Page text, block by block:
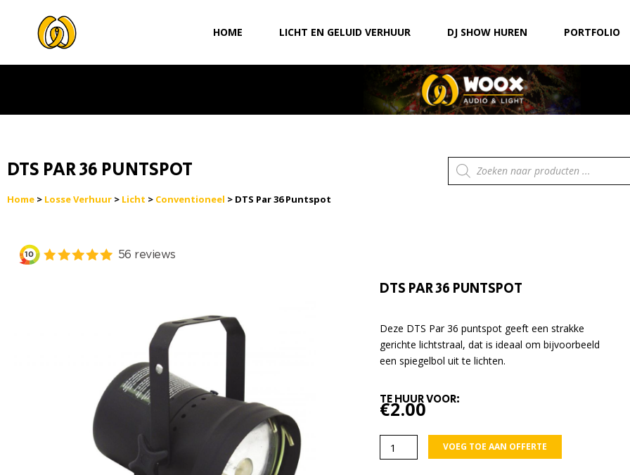
HOME LICHT EN GELUID VERHUUR DJ SHOW HUREN PORTFOLIO
DTS PAR 36 PUNTSPOT
Home > Losse Verhuur > Licht > Conventioneel > DTS Par 36 Puntspot
Producten
zoeken
DTS PAR 36 PUNTSPOT
Deze DTS Par 36 puntspot geeft een strakke
gerichte lichtstraal, dat is ideaal om bijvoorbeeld
een spiegelbol uit te lichten.
TE HUUR VOOR:
€2.00
DTS
Par
VOEG TOE AAN OFFERTE